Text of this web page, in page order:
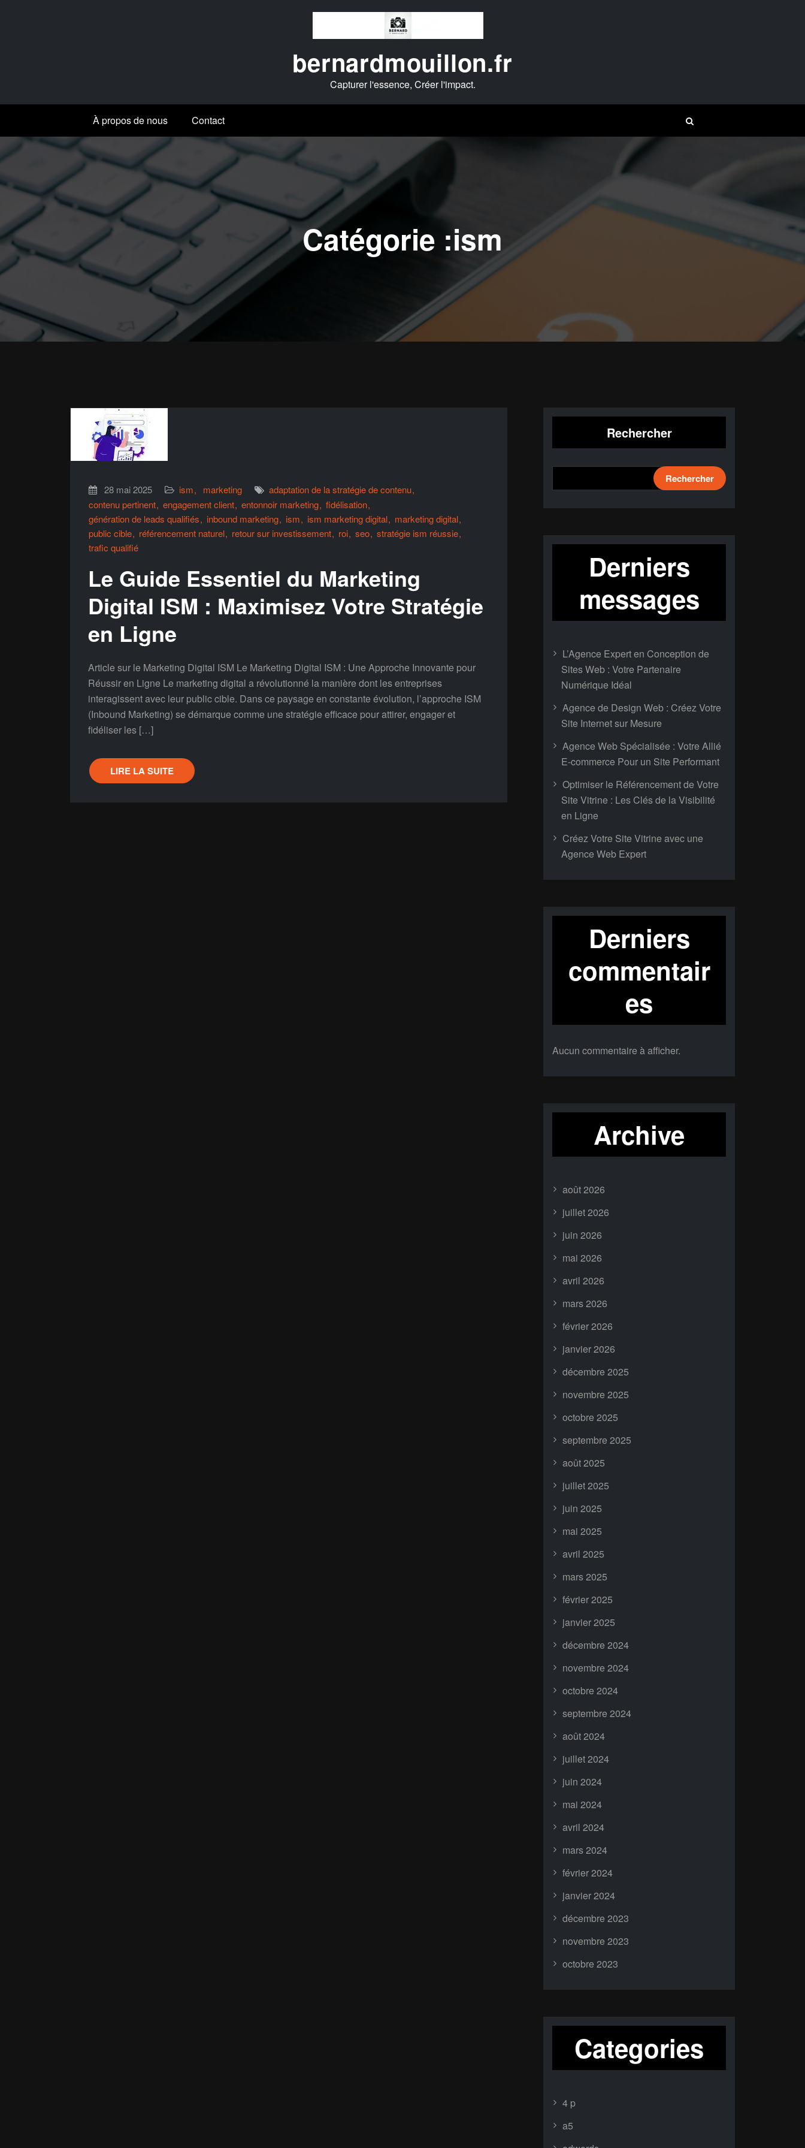
bernardmouillon.fr
Capturer l'essence, Créer l'impact.
À propos de nous Contact
Catégorie :ism
28 mai 2025 ism marketing
adaptation de la stratégie de contenu
contenu pertinent engagement client entonnoir marketing fidélisation
génération de leads qualifiés
inbound marketing ism ism marketing digital
marketing digital
public cible
référencement naturel retour sur investissement roi seo stratégie ism réussie
trafic qualifié
Le Guide Essentiel du Marketing
Digital ISM : Maximisez Votre Stratégie
en Ligne
Article sur le Marketing Digital ISM Le Marketing Digital ISM : Une Approche Innovante pour
Réussir en Ligne Le marketing digital a révolutionné la manière dont les entreprises
interagissent avec leur public cible. Dans ce paysage en constante évolution, l’approche ISM
(Inbound Marketing) se démarque comme une stratégie efficace pour attirer, engager et
fidéliser les […]
LIRE LA SUITE
Rechercher
Rechercher
Derniers
messages
L’Agence Expert en Conception de
Sites Web : Votre Partenaire
Numérique Idéal
Agence de Design Web : Créez Votre
Site Internet sur Mesure
Agence Web Spécialisée : Votre Allié
E-commerce Pour un Site Performant
Optimiser le Référencement de Votre
Site Vitrine : Les Clés de la Visibilité
en Ligne
Créez Votre Site Vitrine avec une
Agence Web Expert
Derniers
commentair
es
Aucun commentaire à afficher.
Archive
août 2026
juillet 2026
juin 2026
mai 2026
avril 2026
mars 2026
février 2026
janvier 2026
décembre 2025
novembre 2025
octobre 2025
septembre 2025
août 2025
juillet 2025
juin 2025
mai 2025
avril 2025
mars 2025
février 2025
janvier 2025
décembre 2024
novembre 2024
octobre 2024
septembre 2024
août 2024
juillet 2024
juin 2024
mai 2024
avril 2024
mars 2024
février 2024
janvier 2024
décembre 2023
novembre 2023
octobre 2023
Categories
4 p
a5